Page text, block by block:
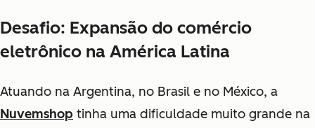
Desafio: Expansão do comércio
eletrônico na América Latina
Atuando na Argentina, no Brasil e no México, a
Nuvemshop tinha uma dificuldade muito grande na